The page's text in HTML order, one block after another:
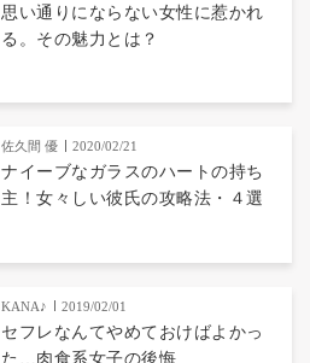
思い通りにならない女性に惹かれ
る。その魅力とは？
佐久間 優 2020/02/21
ナイーブなガラスのハートの持ち
主！女々しい彼氏の攻略法・４選
KANA♪ 2019/02/01
セフレなんてやめておけばよかっ
た…肉食系女子の後悔